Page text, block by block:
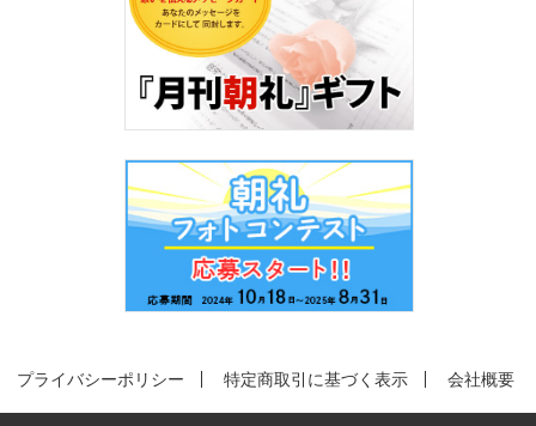
プライバシーポリシー 特定商取引に基づく表示 会社概要